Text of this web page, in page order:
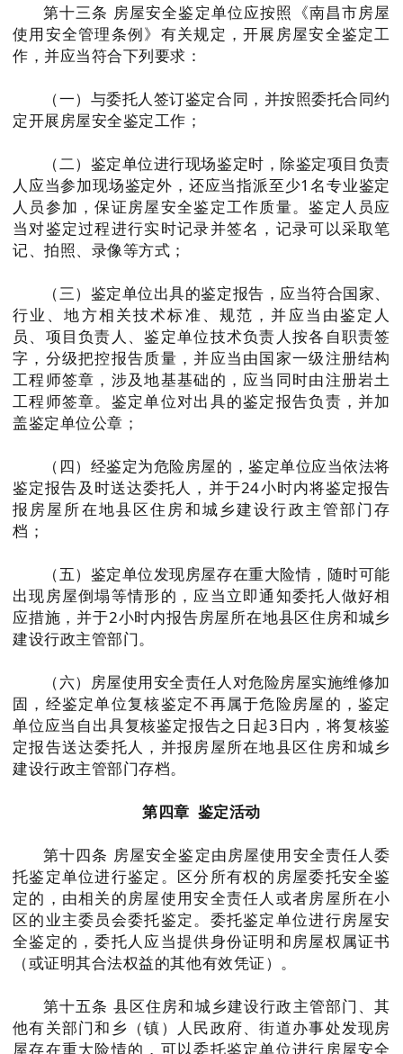
第十三条 房屋安全鉴定单位应按照《南昌市房屋
使用安全管理条例》有关规定，开展房屋安全鉴定工
作，并应当符合下列要求：
（一）与委托人签订鉴定合同，并按照委托合同约
定开展房屋安全鉴定工作；
（二）鉴定单位进行现场鉴定时，除鉴定项目负责
人应当参加现场鉴定外，还应当指派至少1名专业鉴定
人员参加，保证房屋安全鉴定工作质量。鉴定人员应
当对鉴定过程进行实时记录并签名，记录可以采取笔
记、拍照、录像等方式；
（三）鉴定单位出具的鉴定报告，应当符合国家、
行业、地方相关技术标准、规范，并应当由鉴定人
员、项目负责人、鉴定单位技术负责人按各自职责签
字，分级把控报告质量，并应当由国家一级注册结构
工程师签章，涉及地基基础的，应当同时由注册岩土
工程师签章。鉴定单位对出具的鉴定报告负责，并加
盖鉴定单位公章；
（四）经鉴定为危险房屋的，鉴定单位应当依法将
鉴定报告及时送达委托人，并于24小时内将鉴定报告
报房屋所在地县区住房和城乡建设行政主管部门存
档；
（五）鉴定单位发现房屋存在重大险情，随时可能
出现房屋倒塌等情形的，应当立即通知委托人做好相
应措施，并于2小时内报告房屋所在地县区住房和城乡
建设行政主管部门。
（六）房屋使用安全责任人对危险房屋实施维修加
固，经鉴定单位复核鉴定不再属于危险房屋的，鉴定
单位应当自出具复核鉴定报告之日起3日内，将复核鉴
定报告送达委托人，并报房屋所在地县区住房和城乡
建设行政主管部门存档。
第四章 鉴定活动
第十四条 房屋安全鉴定由房屋使用安全责任人委
托鉴定单位进行鉴定。区分所有权的房屋委托安全鉴
定的，由相关的房屋使用安全责任人或者房屋所在小
区的业主委员会委托鉴定。委托鉴定单位进行房屋安
全鉴定的，委托人应当提供身份证明和房屋权属证书
（或证明其合法权益的其他有效凭证）。
第十五条 县区住房和城乡建设行政主管部门、其
他有关部门和乡（镇）人民政府、街道办事处发现房
屋存在重大险情的，可以委托鉴定单位进行房屋安全
红谷滩区
高新区
新建区
湾里
南昌县
赣江新区
安义县
二手房
九江
吉安
宜春
抚州
景德镇
鹰潭
新余
萍乡